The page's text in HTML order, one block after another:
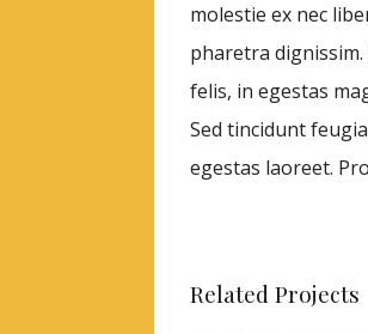
molestie ex nec
pharetra
felis, in egestas
Sed tincidunt
egestas laoreet.
Related Projects